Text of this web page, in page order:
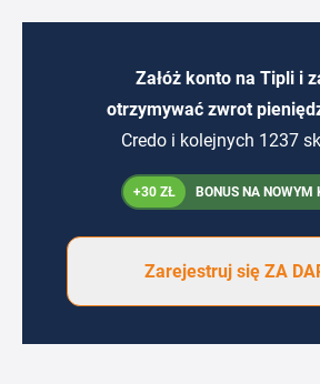
Załóż konto na Tipli i
otrzymywać zwrot
Credo i kolejnych 1237
+30 ZŁ BONUS NA NOWYM
Zarejestruj się ZA